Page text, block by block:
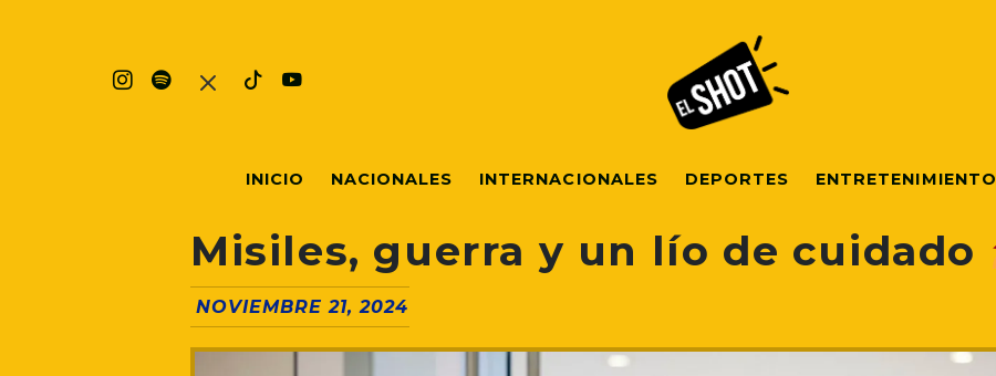
INICIO NACIONALES INTERNACIONALES DEPORTES ENTRETENIMIENTO
Misiles, guerra y un lío de cuidado
NOVIEMBRE 21, 2024